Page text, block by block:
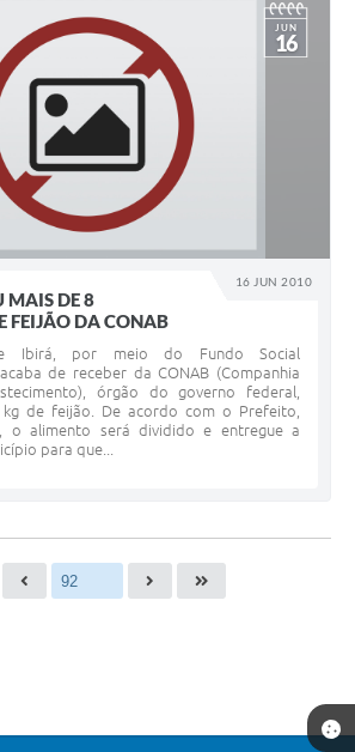
16 JUN 2010
JUN
16
MAIS DE 8
FEIJÃO DA CONAB
Ibirá, por meio do Fundo Social
de receber da CONAB (Companhia
órgão do governo federal,
de feijão. De acordo com o Prefeito,
o alimento será dividido e entregue a
para que...